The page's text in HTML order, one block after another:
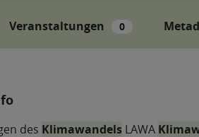
Veranstaltungen 0